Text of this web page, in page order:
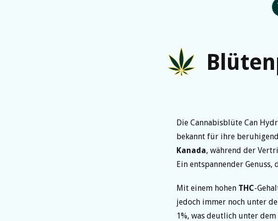
Die Cannabisblüte Can
bekannt für ihre
Kanada, während der
Ein entspannender
Mit einem hohen THC-
jedoch immer noch unter
1%, was deutlich unter